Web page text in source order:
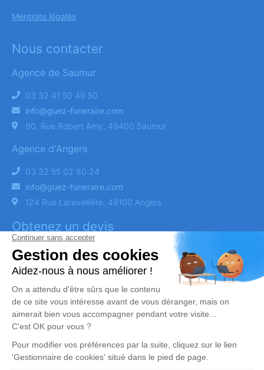
Mentions légales
Nous contacter
Agence de Saumur
03 32 41 50 49 50
info@guez-funeraire.com
90, Rue Robert Amy, 49400 Saumur
Agence d'Angers
03 32 55 02 80 24
info@guez-funeraire.com
124 Rue Larevellière, 49100 Angers
Obtenez un devis
DEVIS OBSÈQUES
DEVIS PRÉVOYANCE
Suivez-nous